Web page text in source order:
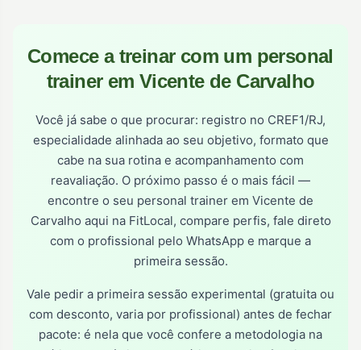
Comece a treinar com um personal
trainer em Vicente de Carvalho
Você já sabe o que procurar: registro no CREF1/RJ,
especialidade alinhada ao seu objetivo, formato que
cabe na sua rotina e acompanhamento com
reavaliação. O próximo passo é o mais fácil —
encontre o seu personal trainer em Vicente de
Carvalho aqui na FitLocal, compare perfis, fale direto
com o profissional pelo WhatsApp e marque a
primeira sessão.
Vale pedir a primeira sessão experimental (gratuita ou
com desconto, varia por profissional) antes de fechar
pacote: é nela que você confere a metodologia na